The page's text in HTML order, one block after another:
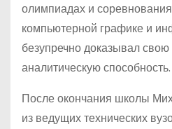
олимпиадах и
компьютерной графике и
безупречно доказывал
аналитическую способность.
После окончания школы
из ведущих технических